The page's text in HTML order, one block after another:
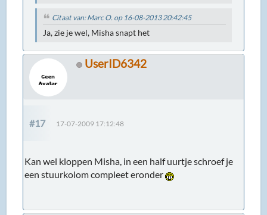
Citaat van: Marc O. op 16-08-2013 20:42:45
Ja, zie je wel, Misha snapt het
UserID6342
#17 17-07-2009 17:12:48
Kan wel kloppen Misha, in een half uurtje schroef je
een stuurkolom compleet eronder